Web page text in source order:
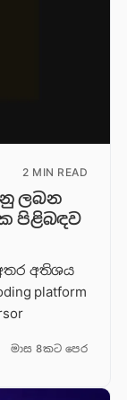
2 MIN READ
ලබන
පිළිබඳව
අතිශය
platform
මාස 8කට පෙර